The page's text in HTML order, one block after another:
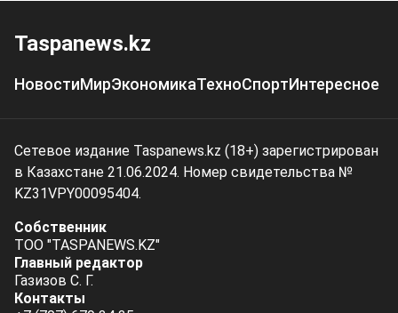
Taspanews.kz
НовостиМирЭкономикаТехноСпортИнтересное
Сетевое издание Taspanews.kz (18+) зарегистрирован
в Казахстане 21.06.2024. Номер свидетельства №
KZ31VPY00095404.
Собственник
ТОО "TASPANEWS.KZ"
Главный редактор
Газизов С. Г.
Контакты